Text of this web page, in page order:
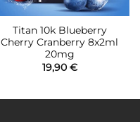
Titan 10k Blueberry
Cherry Cranberry 8x2ml
20mg
19,90 €